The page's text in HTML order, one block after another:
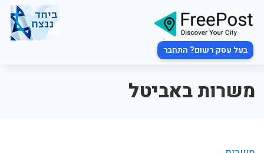
בעל עסק רשום? התחבר
משרות באביטל